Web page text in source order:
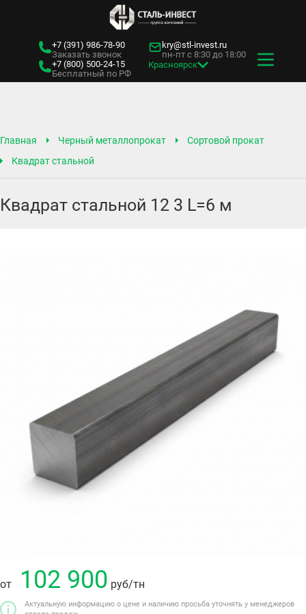
+7 (391) 986-78-90
Заказать звонок
+7 (800) 500-24-15
Бесплатный по РФ
kry@stl-invest.ru
пн-пт с 8:30 до 18:00
Красноярск
Главная Черный металлопрокат
Сортовой прокат
Квадрат стальной
Квадрат стальной 12 3 L=6 м
от 102 900 руб/тн
Актуальную информацию о цене и наличию просьба уточнять у менеджеров